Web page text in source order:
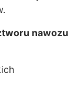
nawozu